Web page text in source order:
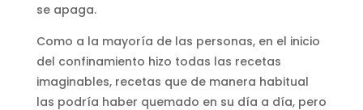
se apaga.
Como a la mayoría de las personas, en el inicio
del confinamiento hizo todas las recetas
imaginables, recetas que de manera habitual
las podría haber quemado en su día a día, pero